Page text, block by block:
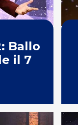
Ballo
il 7